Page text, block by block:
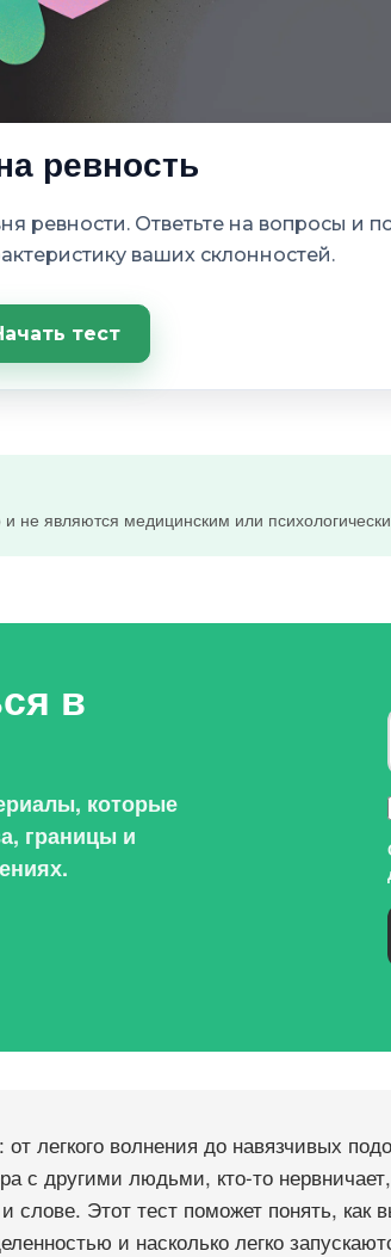
ревность
ревности. Ответьте на вопросы и
ваших склонностей.
тест
и не являются медицинским или
в
которые
границы и
легкого волнения до навязчивых
с другими людьми, кто-то
Этот тест поможет понять, как
и насколько легко